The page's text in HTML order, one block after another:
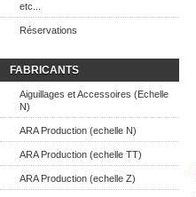
etc...
Réservations
FABRICANTS
Aiguillages et Accessoires (Echelle
N)
ARA Production (echelle N)
ARA Production (echelle TT)
ARA Production (echelle Z)